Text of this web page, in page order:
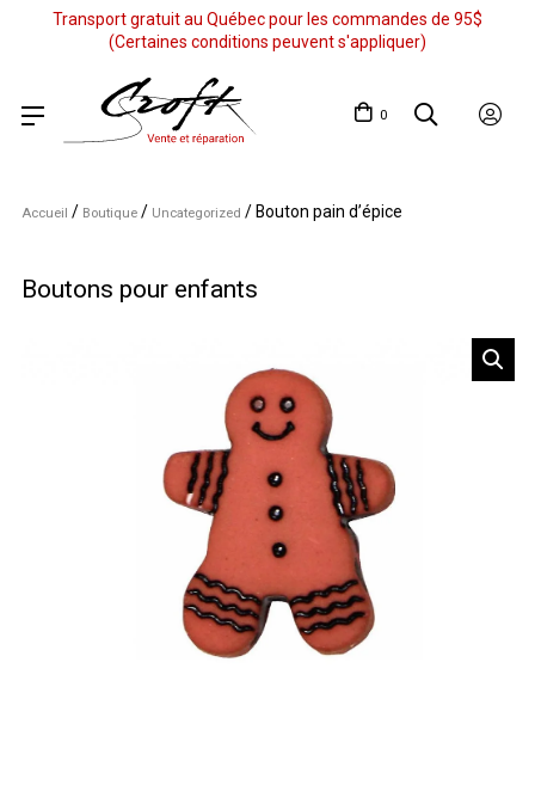
Transport gratuit au Québec pour les commandes de 95$
(Certaines conditions peuvent s'appliquer)
0
Accueil / Boutique/ Uncategorized / Bouton pain d’épice
Boutons pour enfants